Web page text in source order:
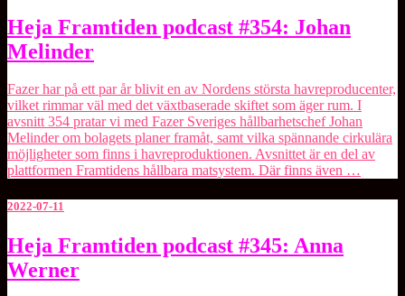
Heja
Framtiden
podcast
Johan
Melinder
Heja Framtiden podcast #354: Johan
Melinder
Fazer har på ett par år blivit en av Nordens största havreproducenter,
vilket rimmar väl med det växtbaserade skiftet som äger rum. I
avsnitt 354 pratar vi med Fazer Sveriges hållbarhetschef Johan
Melinder om bolagets planer framåt, samt vilka spännande cirkulära
möjligheter som finns i havreproduktionen. Avsnittet är en del av
plattformen Framtidens hållbara matsystem. Där finns även …
2022-07-11
Heja
Framtiden
podcast
Heja Framtiden podcast #345: Anna
Werner